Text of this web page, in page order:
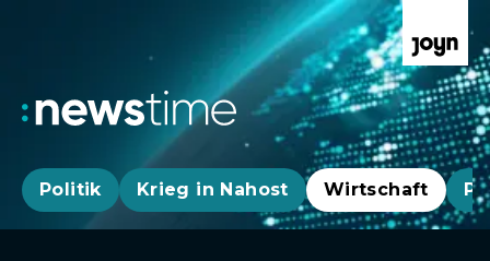
Politik Krieg in Nahost Wirtschaft